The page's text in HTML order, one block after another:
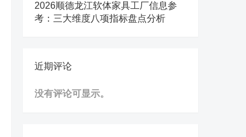
2026顺德龙江软体家具工厂信息参
考：三大维度八项指标盘点分析
近期评论
没有评论可显示。